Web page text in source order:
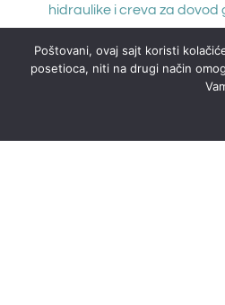
hidraulike i creva za dovod
Poštovani, ovaj sajt koristi
posetioca, niti na drugi način